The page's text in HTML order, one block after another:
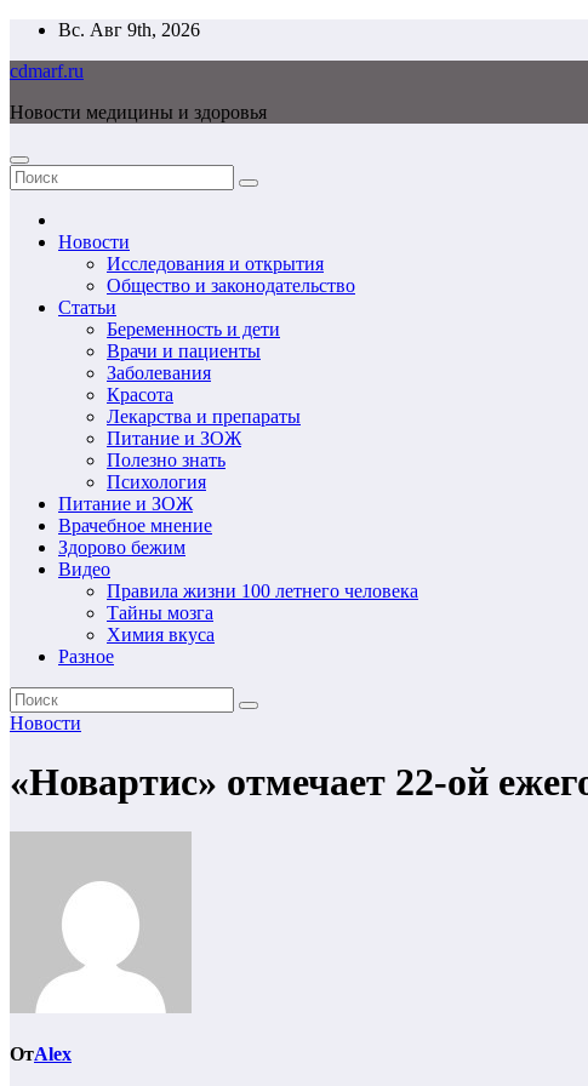
Перейти
содержимому
Вс. Авг 9th, 2026
cdmarf.ru
Новости медицины и здоровья
Новости
Исследования и открытия
Общество и законодательство
Статьи
Беременность и дети
Врачи и пациенты
Заболевания
Красота
Лекарства и препараты
Питание и ЗОЖ
Полезно знать
Психология
Питание и ЗОЖ
Врачебное мнение
Здорово бежим
Видео
Правила жизни 100 летнего человека
Тайны мозга
Химия вкуса
Разное
Новости
«Новартис» отмечает 22-ой
ОтAlex